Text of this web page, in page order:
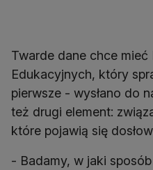
Twarde dane chce mieć
Edukacyjnych, który
pierwsze - wysłano do
też drugi element:
które pojawią się
- Badamy, w jaki